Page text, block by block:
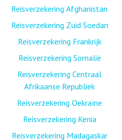
Reisverzekering Afghanistan
Reisverzekering Zuid Soedan
Reisverzekering Frankrijk
Reisverzekering Somalië
Reisverzekering Centraal
Afrikaanse Republiek
Reisverzekering Oekraïne
Reisverzekering Kenia
Reisverzekering Madagaskar